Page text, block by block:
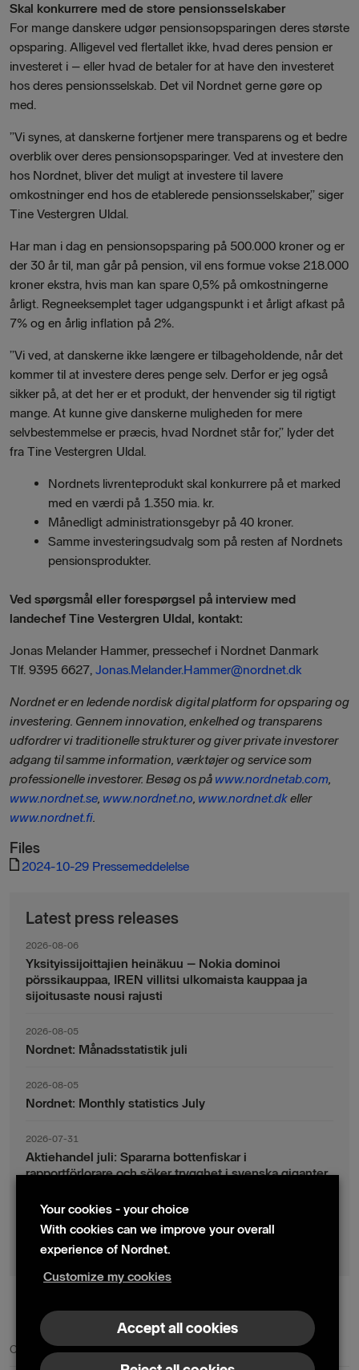
Skal konkurrere med de store pensionsselskaber
For mange danskere udgør pensionsopsparingen deres største
opsparing. Alligevel ved flertallet ikke, hvad deres pension er
investeret i – eller hvad de betaler for at have den investeret
hos deres pensionsselskab. Det vil Nordnet gerne gøre op
med.
”Vi synes, at danskerne fortjener mere transparens og et bedre
overblik over deres pensionsopsparinger. Ved at investere den
hos Nordnet, bliver det muligt at investere til lavere
omkostninger end hos de etablerede pensionsselskaber,” siger
Tine Vestergren Uldal.
Har man i dag en pensionsopsparing på 500.000 kroner og er
der 30 år til, man går på pension, vil ens formue vokse 218.000
kroner ekstra, hvis man kan spare 0,5% på omkostningerne
årligt. Regneeksemplet tager udgangspunkt i et årligt afkast på
7% og en årlig inflation på 2%.
”Vi ved, at danskerne ikke længere er tilbageholdende, når det
kommer til at investere deres penge selv. Derfor er jeg også
sikker på, at det her er et produkt, der henvender sig til rigtigt
mange. At kunne give danskerne muligheden for mere
selvbestemmelse er præcis, hvad Nordnet står for,” lyder det
fra Tine Vestergren Uldal.
Nordnets livrenteprodukt skal konkurrere på et marked
med en værdi på 1.350 mia. kr.
Månedligt administrationsgebyr på 40 kroner.
Samme investeringsudvalg som på resten af Nordnets
pensionsprodukter.
Ved spørgsmål eller forespørgsel på interview med
landechef Tine Vestergren Uldal, kontakt:
Jonas Melander Hammer, pressechef i Nordnet Danmark
Tlf. 9395 6627, Jonas.Melander.Hammer@nordnet.dk
Nordnet er en ledende nordisk digital platform for opsparing og
investering. Gennem innovation, enkelhed og transparens
udfordrer vi traditionelle strukturer og giver private investorer
adgang til samme information, værktøjer og service som
professionelle investorer. Besøg os på www.nordnetab.com,
www.nordnet.se, www.nordnet.no, www.nordnet.dkeller
www.nordnet.fi.
Files
2024-10-29 Pressemeddelelse
Latest press releases
2026-08-06
Yksityissijoittajien heinäkuu – Nokia dominoi
pörssikauppaa, IREN villitsi ulkomaista kauppaa ja
sijoitusaste nousi rajusti
2026-08-05
Nordnet: Månadsstatistik juli
2026-08-05
Nordnet: Monthly statistics July
2026-07-31
Aktiehandel juli: Spararna bottenfiskar i
rapportförlorare och söker trygghet i svenska giganter
2026-07-30
Fondsparande juli: Vinsthemtagningar i teknik – men
indexsparandet ligger fast
Contact us Press contacts
Your cookies - your choice
With cookies can we improve your overall
experience of Nordnet.
Customize my cookies
Accept all cookies